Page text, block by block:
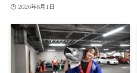
2026年8月1日